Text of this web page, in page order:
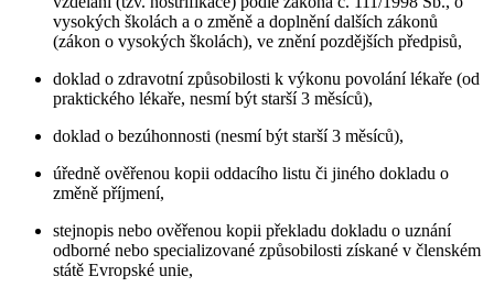
vysokých školách a o změně a doplnění dalších zákonů
(zákon o vysokých školách), ve znění pozdějších předpisů,
doklad o zdravotní způsobilosti k výkonu povolání lékaře (od
praktického lékaře, nesmí být starší 3 měsíců),
doklad o bezúhonnosti (nesmí být starší 3 měsíců),
úředně ověřenou kopii oddacího listu či jiného dokladu o
změně příjmení,
stejnopis nebo ověřenou kopii překladu dokladu o uznání
odborné nebo specializované způsobilosti získané v členském
státě Evropské unie,